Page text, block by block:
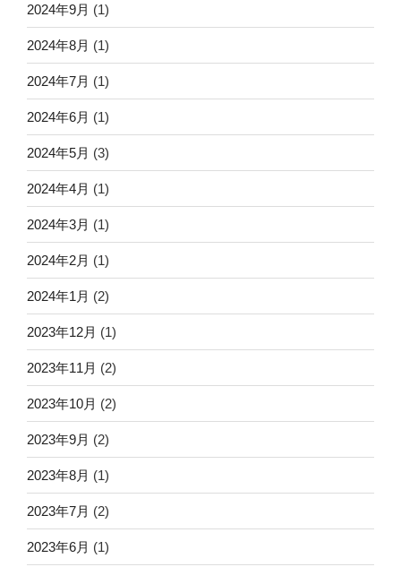
2024年9月 (1)
2024年8月 (1)
2024年7月 (1)
2024年6月 (1)
2024年5月 (3)
2024年4月 (1)
2024年3月 (1)
2024年2月 (1)
2024年1月 (2)
2023年12月 (1)
2023年11月 (2)
2023年10月 (2)
2023年9月 (2)
2023年8月 (1)
2023年7月 (2)
2023年6月 (1)